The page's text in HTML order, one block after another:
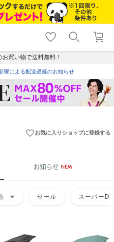
shopping_cart lock_outline
ログイン
買い物で送料無料！
響による配送遅延のお知らせ
favorite_borderお気に入りショップに登録する
お知らせ NEW
arrow_drop_down セール スーパー